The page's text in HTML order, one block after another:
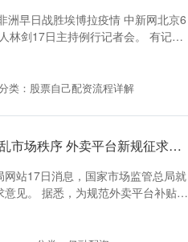
洲早日战胜埃博拉疫情 中新网北京6
林剑17日主持例行记者会。 有记者
类：股票自己配资流程详解
锦鲤配资 不得以长期、大额补贴扰乱市场秩序 外卖平台新规征求意见
站17日消息，国家市场监管总局就
意见。 据悉，为规范外卖平台补贴行